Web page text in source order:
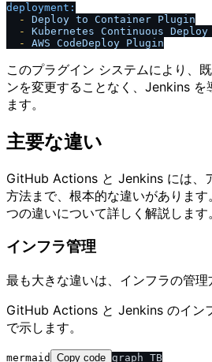
deployment:
-
Deploy to Container Plugin
-
Kubernetes Continuous Deploy
-
AWS CodeDeploy Plugin
このプラグイン システムにより、
ンを変更することなく、Jenkins を
ます。
主要な違い
GitHub Actions と Jenkins には、
方法まで、根本的な違いがありま
つの違いについて詳しく解説します。
インフラ管理
最も大きな違いは、インフラの管理
GitHub Actions と Jenkins のイン
で示します。
mermaid Copy code graph TB